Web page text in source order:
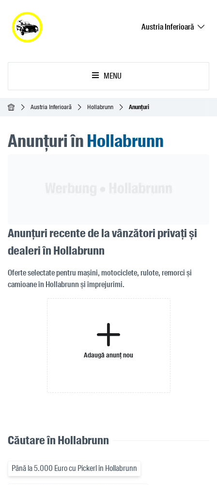
Austria Inferioară
MENU
Acasă Austria Inferioară Hollabrunn Anunțuri
Anunțuri înHollabrunn
Anunțuri recente de la vânzători privați și
dealeri în Hollabrunn
Oferte selectate pentru mașini, motociclete, rulote, remorci și
camioane în Hollabrunn și împrejurimi.
Adaugă anunț nou
Căutare în Hollabrunn
Până la 5.000 Euro cu Pickerl în Hollabrunn